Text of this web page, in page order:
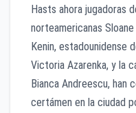
Hasts ahora jugadoras
norteamericanas
Kenin, estadounidense
Victoria Azarenka, y la
Bianca Andreescu, han
certámen en la ciudad